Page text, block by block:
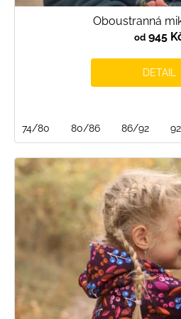
Oboustranná
od 945
DETAIL
74/80 80/86 86/92